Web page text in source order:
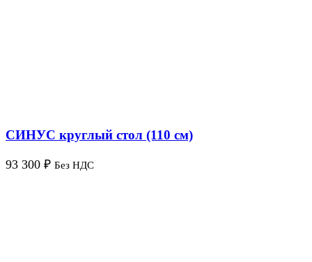
СИНУС круглый стол (110 см)
93 300 ₽ Без НДС